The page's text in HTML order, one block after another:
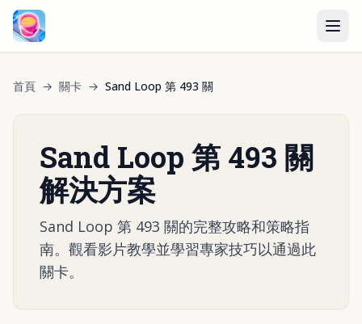
首頁 → 關卡 → Sand Loop 第 493 關
Sand Loop 第 493 關
解決方案
Sand Loop 第 493 關的完整攻略和策略指
南。觀看影片教學並學習專家技巧以通過此
關卡。